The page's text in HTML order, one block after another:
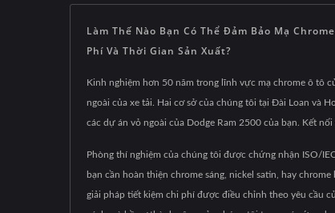
Làm Thế Nào Bạn Có Thể Đảm Bảo Mạ
Phí Và Thời Gian Sản Xuất?
Kinh nghiệm hơn 50 năm trong lĩnh vực mạ chrome ô tô
ngoài của xe tải. Hai cơ sở của chúng tôi tại Đài Loan và
các dự án vỏ ngoài của Dodge Ram 2500 của bạn. Kết
Phòng thí nghiệm của chúng tôi được chứng nhận ISO/
bạn cần hoàn thiện chrome sáng, nickel satin, hay
giải pháp tiết kiệm chi phí được điều chỉnh theo yêu cầu